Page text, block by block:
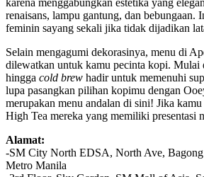
renaisans, lampu gantung, dan bebungaan.
feminin sayang sekali jika tidak dijadikan
Selain mengagumi dekorasinya, menu di
dilewatkan untuk kamu pecinta kopi. Mulai
hingga cold brew hadir untuk memenuhi
lupa pasangkan pilihan kopimu dengan
merupakan menu andalan di sini! Jika
High Tea mereka yang memiliki presentasi
Alamat:
-SM City North EDSA, North Ave, Bagong
Metro Manila